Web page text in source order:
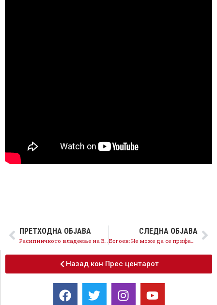
ПРЕТХОДНА ОБЈАВА
Расипничкото владеење на ВМРО-ДПМНЕ ја загрози и исплатата на плати во АРМ, Владата обезбеди сигурни плати
СЛЕДНА ОБЈАВА
Богоев: Не може да се прифати амандман со кој парите ќе одат во џебот на Јакимовски, наместо кај граѓаните
Назад кон Прес центарот